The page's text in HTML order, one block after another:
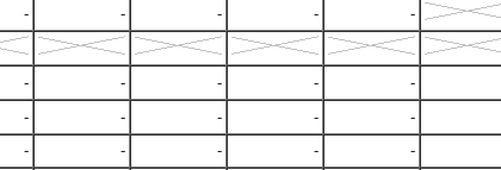
- - - -
-
- - - -
-
- - - -
-
- - - -
-